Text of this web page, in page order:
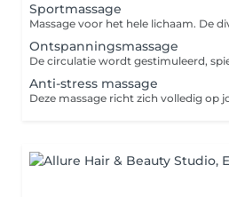
Sportmassage
Ontspanningsmassage
Anti-stress massage